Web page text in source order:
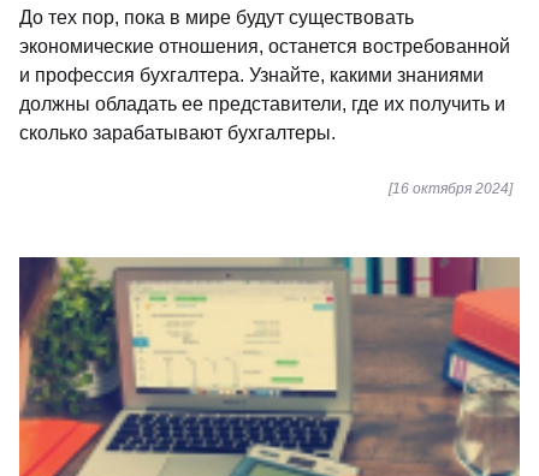
До тех пор, пока в мире будут существовать
экономические отношения, останется востребованной
и профессия бухгалтера. Узнайте, какими знаниями
должны обладать ее представители, где их получить и
сколько зарабатывают бухгалтеры.
[16 октября 2024]